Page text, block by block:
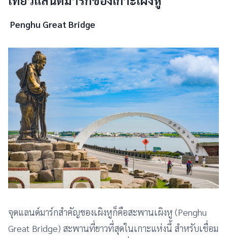
Penghu Great Bridge
จุดแลนด์มาร์กสำคัญของเผิงหูก็คือสะพานเผิงหู (Penghu
Great Bridge) สะพานที่ยาวที่สุดในเกาะแห่งนี้ สำหรับเชื่อม